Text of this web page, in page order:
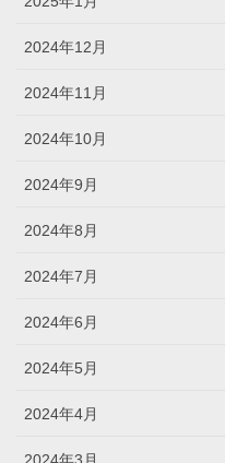
2024年12月
2024年11月
2024年10月
2024年9月
2024年8月
2024年7月
2024年6月
2024年5月
2024年4月
2024年3月